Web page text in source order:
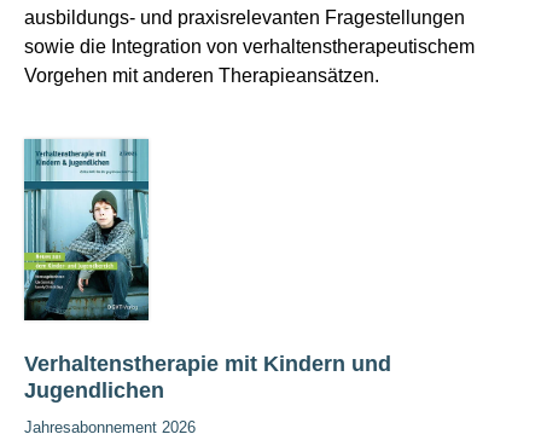
ausbildungs- und praxisrelevanten Fragestellungen
sowie die Integration von verhaltenstherapeutischem
Vorgehen mit anderen Therapieansätzen.
Verhaltenstherapie mit Kindern und
Jugendlichen
Jahresabonnement 2026